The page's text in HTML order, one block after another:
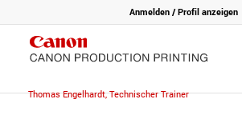
Anmelden / Profil anzeigen
Thomas Engelhardt, Technischer Trainer